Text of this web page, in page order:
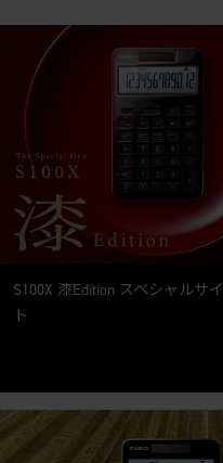
S100X 漆Edition スペシャルサイ
ト